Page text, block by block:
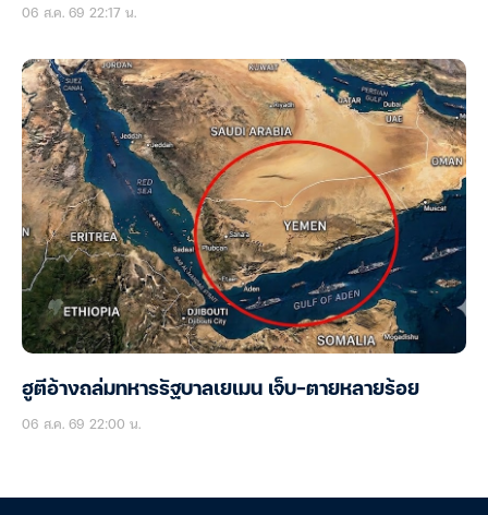
06 ส.ค. 69 22:17 น.
ฮูตีอ้างถล่มทหารรัฐบาลเยเมน เจ็บ-ตายหลายร้อย
06 ส.ค. 69 22:00 น.